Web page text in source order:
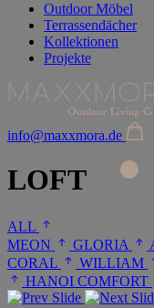
Outdoor Möbel
Terrassendächer
Kollektionen
Projekte
info@maxxmora.de
LOFT
ALL
MEON
GLORIA
CORAL
WILLIAM
HANOI COMFORT